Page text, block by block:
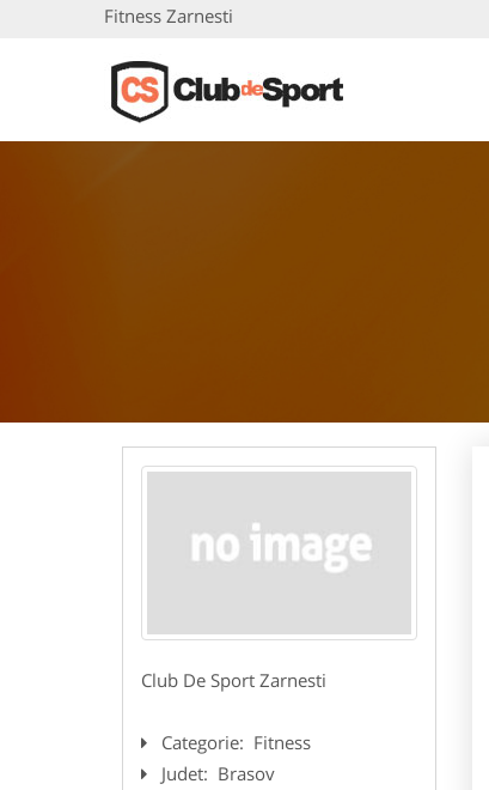
Fitness Zarnesti
Club De Sport Zarnesti
Categorie: Fitness
Judet: Brasov